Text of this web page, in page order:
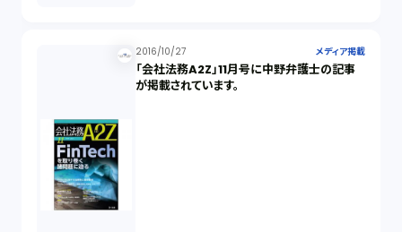
2016/10/27 メディア掲載
「会社法務A2Z」11月号に中野弁護士の記事
が掲載されています。